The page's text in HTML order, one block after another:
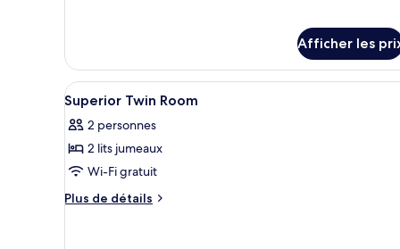
Deluxe
Room
Room
Afficher les
Afficher
toutes
les
photos
pour
ce
Literie hypoallergénique,
2
Superior Twin Room
2 personnes
2 lits jumeaux
Wi-Fi gratuit
Plus de détails
Plus